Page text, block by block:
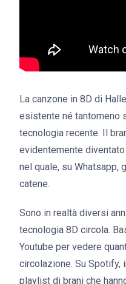
La canzone in 8D di
esistente né tantomeno
tecnologia recente. Il
evidentemente
nel quale, su Whatsapp,
catene.
Sono in realtà diversi
tecnologia 8D circola.
Youtube per vedere
circolazione. Su Spotify,
playlist di brani che